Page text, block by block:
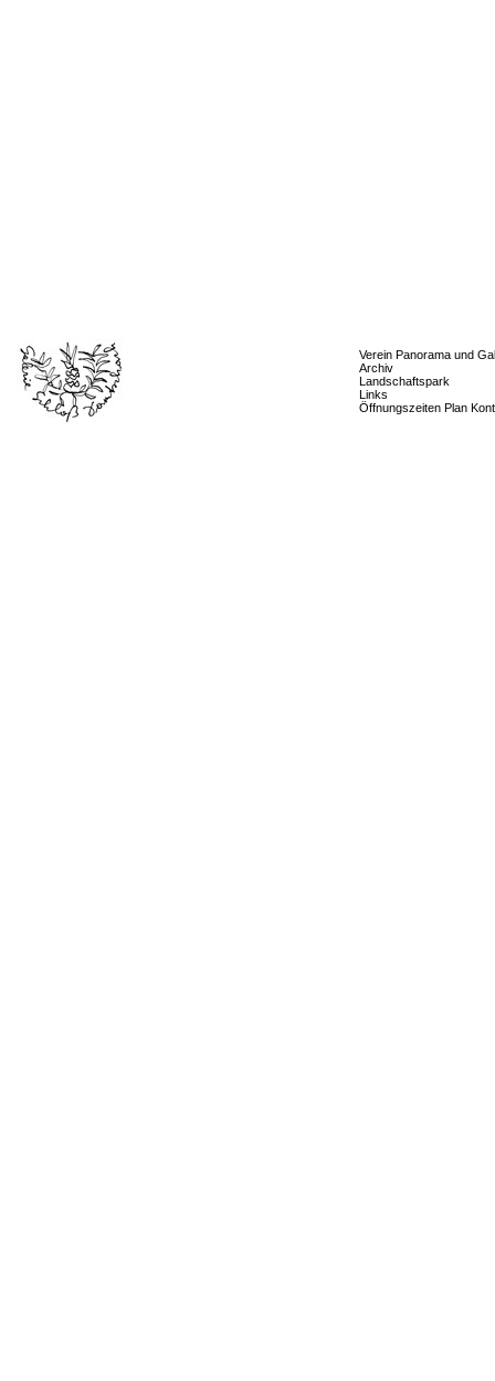
Verein Panorama und
Archiv
Landschaftspark
Links
Öffnungszeiten Plan